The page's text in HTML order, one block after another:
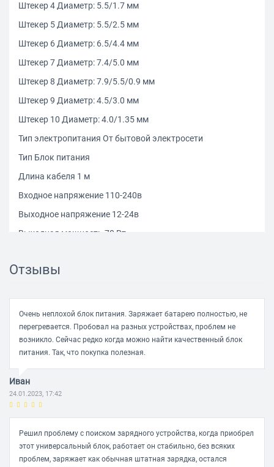
Штекер 4 Диаметр: 5.5/1.7 мм
Штекер 5 Диаметр: 5.5/2.5 мм
Штекер 6 Диаметр: 6.5/4.4 мм
Штекер 7 Диаметр: 7.4/5.0 мм
Штекер 8 Диаметр: 7.9/5.5/0.9 мм
Штекер 9 Диаметр: 4.5/3.0 мм
Штекер 10 Диаметр: 4.0/1.35 мм
Тип электропитания От бытовой электросети
Тип Блок питания
Длина кабеля 1 м
Входное напряжение 110-240в
Выходное напряжение 12-24в
Выходная мощность 70 Вт
Подходит для ACER Да
Подходит для DELL Да
Подходит для FUJITSU Да
Подходит для HP Да
Подходит для LENOVO Да
Подходит для SAMSUNG Да
Подходит для SONY Да
Особенности Flat pin
Цвет Черный
Отзывы
Очень неплохой блок питания. Заряжает батарею полностью, не
перегревается. Пробовал на разных устройствах, проблем не
возникло. Сейчас редко когда можно найти качественный блок
питания. Так, что покупка полезная.
Иван
24.01.2023, 17:42
Решил проблему с поиском зарядного устройства, когда приобрел
этот универсальный блок, работает он стабильно, без всяких
проблем, заряжает как обычная штатная зарядка, остался